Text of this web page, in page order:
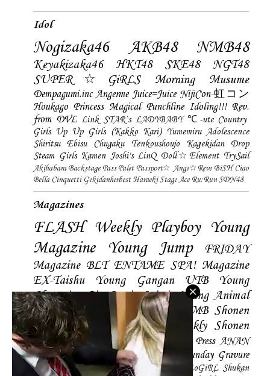
Idol
Nogizaka46 AKB48 NMB48
Keyakizaka46 HKT48 SKE48
NGT48
SUPER☆GiRLS
Morning Musume
Dempagumi.inc Angerme Juice=Juice NijiCon-虹コン
Houkago Princess Magical Punchline Idoling!!! Rev.
from DVL Link STAR`s LADYBABY ℃-ute Country
Girls Up Up Girls (Kakko Kari) Yumemiru Adolescence
Shiritsu Ebisu Chugaku
Tenkoushoujo Kagekidan
Drop
Steam Girls Kamen Joshi's LinQ Doll☆Element TrySail
Akihabara Backstage Pass Palet Passport☆ Ange☆Reve BiSH Ciao
Bella Cinquetti Gekidanherbest Haraeki Stage Ace Ru:Run SDN48
Magazines
FLASH Weekly Playboy Young
Magazine
Young Jump
FRIDAY
Magazine BLT ENTAME SPA! Magazine
EX-Taishu
Young Gangan UTB
Young
Champion Big Comic Spirtis Young Animal
Shonen Magazine
BUBKA BOMB Shonen
Champion
Manga Action
Weekly Shonen
Sunday Photobooks BRODY Hustle Press ANAN
Magazine
SMART Magazine Young Sunday Gravure
The Television CD&DL My Girl Daily LoGiRL Shukan